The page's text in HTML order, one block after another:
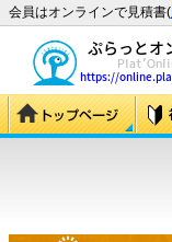
会員はオンラインで見積書(